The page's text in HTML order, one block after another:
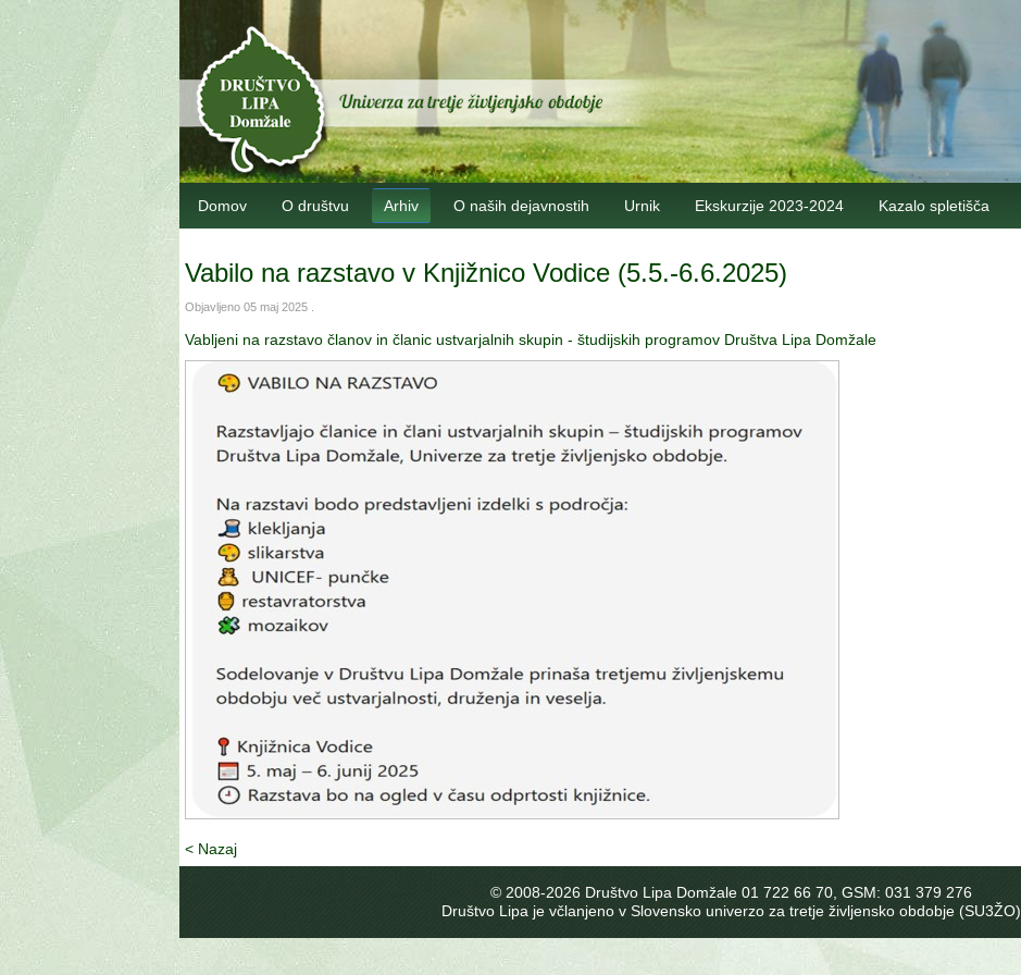
Domov O društvu Arhiv O naših dejavnostih Urnik Ekskurzije 2023-2024 Kazalo spletišča
Vabilo na razstavo v Knjižnico Vodice (5.5.-6.6.2025)
Objavljeno 05 maj 2025
Vabljeni na razstavo članov in članic ustvarjalnih skupin - študijskih programov Društva Lipa Domžale
< Nazaj
© 2008-2026 Društvo Lipa Domžale 01 722 66 70, GSM: 031 379 276
Društvo Lipa je včlanjeno v Slovensko univerzo za tretje življensko obdobje (SU3ŽO)